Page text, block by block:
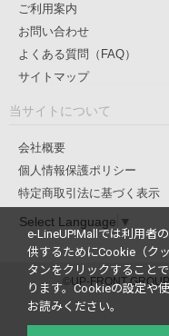
ご利用案内
お問い合わせ
よくある質問（FAQ）
サイトマップ
当サイトについて
会社概要
個人情報保護ポリシー
特定商取引法に基づく表示
Select Language ▼
©UP-FRONT
e-LineUP!Mallでは利用者
供するためにCookie（ク
タンをクリックすること
ります。Cookieの設定や
お読みください。